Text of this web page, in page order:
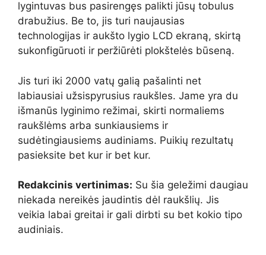
lygintuvas bus pasirengęs palikti jūsų tobulus
drabužius. Be to, jis turi naujausias
technologijas ir aukšto lygio LCD ekraną, skirtą
sukonfigūruoti ir peržiūrėti plokštelės būseną.
Jis turi iki 2000 vatų galią pašalinti net
labiausiai užsispyrusius raukšles. Jame yra du
išmanūs lyginimo režimai, skirti normaliems
raukšlėms arba sunkiausiems ir
sudėtingiausiems audiniams. Puikių rezultatų
pasieksite bet kur ir bet kur.
Redakcinis vertinimas: Su šia geležimi daugiau
niekada nereikės jaudintis dėl raukšlių. Jis
veikia labai greitai ir gali dirbti su bet kokio tipo
audiniais.